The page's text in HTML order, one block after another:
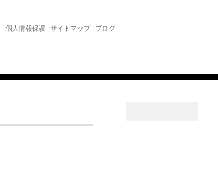
個人情報保護 サイトマップ ブログ